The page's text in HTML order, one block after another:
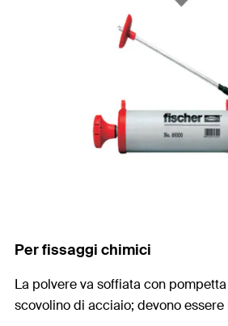
Per fissaggi chimici
La polvere va soffiata con
scovolino di acciaio; devono